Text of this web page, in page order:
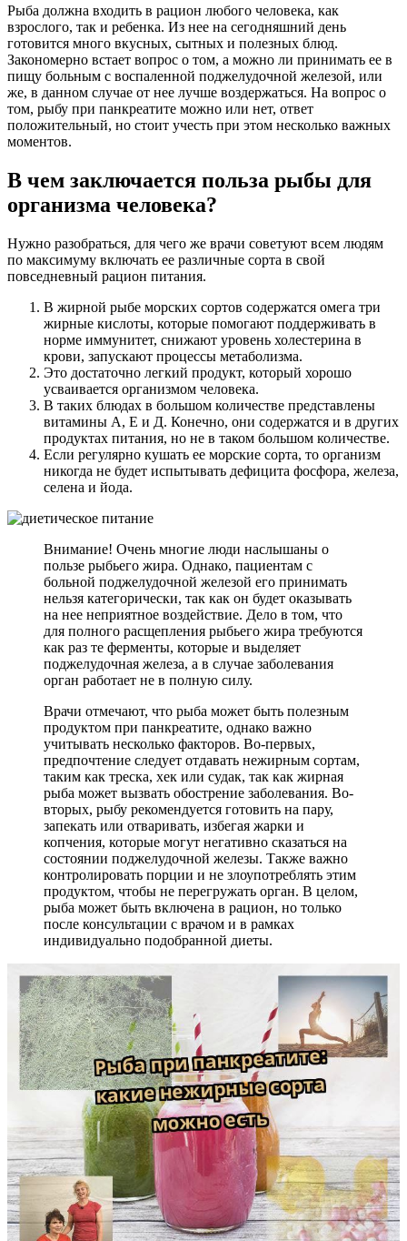
Рыба должна входить в рацион любого человека, как
взрослого, так и ребенка. Из нее на сегодняшний день
готовится много вкусных, сытных и полезных блюд.
Закономерно встает вопрос о том, а можно ли принимать ее в
пищу больным с воспаленной поджелудочной железой, или
же, в данном случае от нее лучше воздержаться. На вопрос о
том, рыбу при панкреатите можно или нет, ответ
положительный, но стоит учесть при этом несколько важных
моментов.
В чем заключается польза рыбы для
организма человека?
Нужно разобраться, для чего же врачи советуют всем людям
по максимуму включать ее различные сорта в свой
повседневный рацион питания.
В жирной рыбе морских сортов содержатся омега три
жирные кислоты, которые помогают поддерживать в
норме иммунитет, снижают уровень холестерина в
крови, запускают процессы метаболизма.
Это достаточно легкий продукт, который хорошо
усваивается организмом человека.
В таких блюдах в большом количестве представлены
витамины А, Е и Д. Конечно, они содержатся и в других
продуктах питания, но не в таком большом количестве.
Если регулярно кушать ее морские сорта, то организм
никогда не будет испытывать дефицита фосфора, железа,
селена и йода.
Внимание! Очень многие люди наслышаны о
пользе рыбьего жира. Однако, пациентам с
больной поджелудочной железой его принимать
нельзя категорически, так как он будет оказывать
на нее неприятное воздействие. Дело в том, что
для полного расщепления рыбьего жира требуются
как раз те ферменты, которые и выделяет
поджелудочная железа, а в случае заболевания
орган работает не в полную силу.
Врачи отмечают, что рыба может быть полезным
продуктом при панкреатите, однако важно
учитывать несколько факторов. Во-первых,
предпочтение следует отдавать нежирным сортам,
таким как треска, хек или судак, так как жирная
рыба может вызвать обострение заболевания. Во-
вторых, рыбу рекомендуется готовить на пару,
запекать или отваривать, избегая жарки и
копчения, которые могут негативно сказаться на
состоянии поджелудочной железы. Также важно
контролировать порции и не злоупотреблять этим
продуктом, чтобы не перегружать орган. В целом,
рыба может быть включена в рацион, но только
после консультации с врачом и в рамках
индивидуально подобранной диеты.